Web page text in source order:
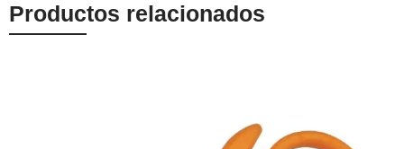
Productos relacionados